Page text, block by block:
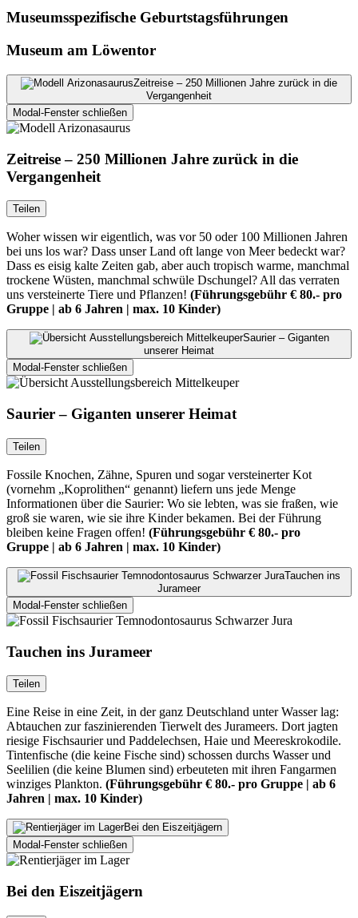
Museumsspezifische Geburtstagsführungen
Museum am Löwentor
Zeitreise – 250 Millionen Jahre zurück in die
Vergangenheit
Modal-Fenster schließen
Zeitreise – 250 Millionen Jahre zurück in die
Vergangenheit
Teilen
Woher wissen wir eigentlich, was vor 50 oder 100 Millionen Jahren
bei uns los war? Dass unser Land oft lange von Meer bedeckt war?
Dass es eisig kalte Zeiten gab, aber auch tropisch warme, manchmal
trockene Wüsten, manchmal schwüle Dschungel? All das verraten
uns versteinerte Tiere und Pflanzen! (Führungsgebühr € 80.- pro
Gruppe | ab 6 Jahren | max. 10 Kinder)
Saurier – Giganten
unserer Heimat
Modal-Fenster schließen
Saurier – Giganten unserer Heimat
Teilen
Fossile Knochen, Zähne, Spuren und sogar versteinerter Kot
(vornehm „Koprolithen“ genannt) liefern uns jede Menge
Informationen über die Saurier: Wo sie lebten, was sie fraßen, wie
groß sie waren, wie sie ihre Kinder bekamen. Bei der Führung
bleiben keine Fragen offen! (Führungsgebühr € 80.- pro
Gruppe | ab 6 Jahren | max. 10 Kinder)
Tauchen ins
Jurameer
Modal-Fenster schließen
Tauchen ins Jurameer
Teilen
Eine Reise in eine Zeit, in der ganz Deutschland unter Wasser lag:
Abtauchen zur faszinierenden Tierwelt des Jurameers. Dort jagten
riesige Fischsaurier und Paddelechsen, Haie und Meereskrokodile.
Tintenfische (die keine Fische sind) schossen durchs Wasser und
Seelilien (die keine Blumen sind) erbeuteten mit ihren Fangarmen
winziges Plankton. (Führungsgebühr € 80.- pro Gruppe | ab 6
Jahren | max. 10 Kinder)
Bei den Eiszeitjägern
Modal-Fenster schließen
Bei den Eiszeitjägern